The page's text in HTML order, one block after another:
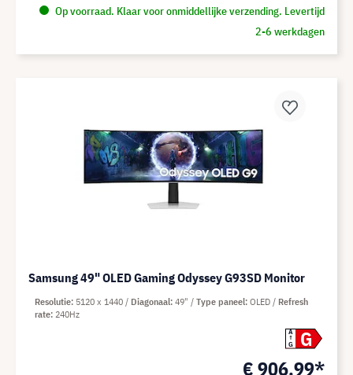
Op voorraad. Klaar voor onmiddellijke verzending. Levertijd
2-6 werkdagen
Samsung 49" OLED Gaming Odyssey G93SD Monitor
A
G
G
€ 906,99*
Resolutie 5120 x 1440 Diagonaal 49" Type paneel OLED
Refresh
rate 240Hz